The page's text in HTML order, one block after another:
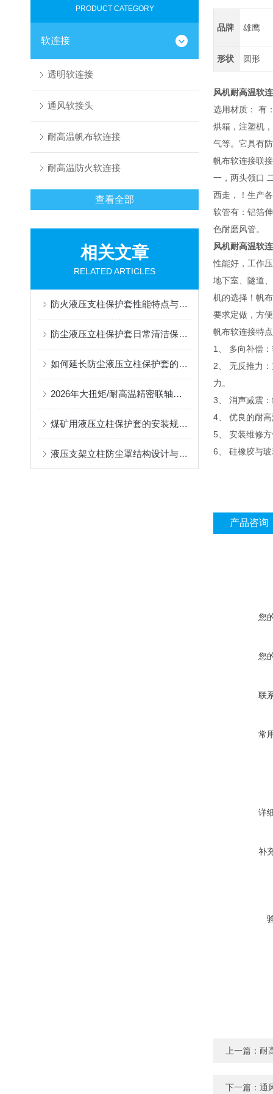
PRODUCT CATEGORY
软连接
透明软连接
通风软接头
耐高温帆布软连接
耐高温防火软连接
查看全部
相关文章
RELATED ARTICLES
防火液压支柱保护套性能特点与阻燃防护应用
防尘液压立柱保护套日常清洁保养与更换规范
如何延长防尘液压立柱保护套的使用寿命？
2026年大扭矩/耐高温精密联轴器定制找哪家？能实现精准定制的优质厂家盘点
煤矿用液压立柱保护套的安装规范与使用寿命提升方案
液压支架立柱防尘罩结构设计与密封防护原理
品牌 雄鹰
形状 圆形
风机耐高温软
选用材质： 有
烘箱，注塑机
气等。它具有
帆布软连接联
一，两头领口
西走，！生产
软管有：铝箔
色耐磨风管。
风机耐高温软
性能好，工作
地下室、隧道
机的选择！帆
要求定做，方
帆布软连接特
1、 多向补偿
2、 无反推力
力。
3、 消声减震
4、 优良的耐
5、 安装维修
6、 硅橡胶与
产品咨询
您
您
联
常
详
补
上一篇： 耐
下一篇： 通